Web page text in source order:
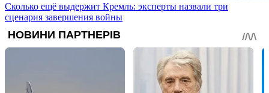
Сколько ещё выдержит Кремль: эксперты назвали три
сценария завершения войны